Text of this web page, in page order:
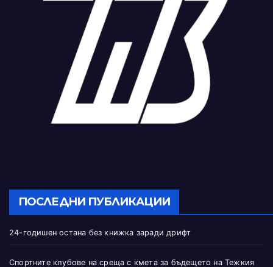
ПОСЛЕДНИ ПУБЛИКАЦИИ
24-годишен остана без книжка заради дрифт
Спортните клубове на среща с кмета за бъдещето на Тежкия